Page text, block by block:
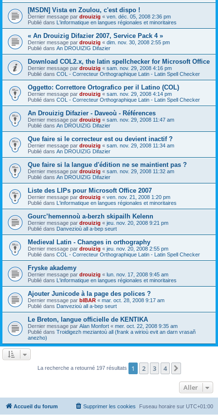
[MSDN] Vista en Zoulou, c'est dispo !
Dernier message par drouizig « ven. déc. 05, 2008 2:36 pm
Publié dans L'informatique en langues régionales et minoritaires
« An Drouizig Difazier 2007, Service Pack 4 »
Dernier message par drouizig « dim. nov. 30, 2008 2:55 pm
Publié dans An DROUIZIG Difazier
Download COL2.x, the latin spellchecker for Microsoft Office
Dernier message par drouizig « sam. nov. 29, 2008 4:16 pm
Publié dans COL - Correcteur Orthographique Latin - Latin Spell Checker
Oggetto: Correttore Ortografico per il Latino (COL)
Dernier message par drouizig « sam. nov. 29, 2008 4:14 pm
Publié dans COL - Correcteur Orthographique Latin - Latin Spell Checker
An Drouizig Difazier - Daveoù - Références
Dernier message par drouizig « sam. nov. 29, 2008 11:47 am
Publié dans An DROUIZIG Difazier
Que faire si le correcteur est ou devient inactif ?
Dernier message par drouizig « sam. nov. 29, 2008 11:34 am
Publié dans An DROUIZIG Difazier
Que faire si la langue d'édition ne se maintient pas ?
Dernier message par drouizig « sam. nov. 29, 2008 11:32 am
Publié dans An DROUIZIG Difazier
Liste des LIPs pour Microsoft Office 2007
Dernier message par drouizig « ven. nov. 21, 2008 1:20 pm
Publié dans L'informatique en langues régionales et minoritaires
Gourc’hemennoù a-berzh skipailh Kelenn
Dernier message par drouizig « jeu. nov. 20, 2008 9:21 pm
Publié dans Danvezioù all a-bep seurt
Medieval Latin - Changes in orthography
Dernier message par drouizig « jeu. nov. 20, 2008 2:55 pm
Publié dans COL - Correcteur Orthographique Latin - Latin Spell Checker
Fryske akademy
Dernier message par drouizig « lun. nov. 17, 2008 9:45 am
Publié dans L'informatique en langues régionales et minoritaires
Ajouter Junicode à la page des polices ?
Dernier message par bIBAR « mar. oct. 28, 2008 9:17 am
Publié dans Danvezioù all a-bep seurt
Le Breton, langue officielle de KENTIKA
Dernier message par Alan Monfort « mer. oct. 22, 2008 9:35 am
Publié dans Troidigezh meziantoù all (frank a wirioù evit an darn vrasañ
anezho)
La recherche a retourné 197 résultats 1 2 3 4
Aller
Accueil du forum Fuseau horaire sur UTC+01:00
Supprimer les cookies